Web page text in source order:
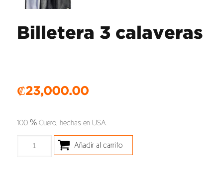
Billetera 3 calaveras
₡23,000.00
100 % Cuero, hechas en USA.
Añadir al carrito